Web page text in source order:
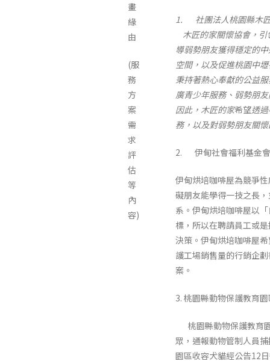
畫
緣
由
(服
務
方
案
需
求
評
估
等
內
容)
1. 社團法人桃園縣木
木匠的家關懷協會，
導弱勢朋友獲得穩定的
空間，以及促進桃園中
秉持著熱心奉獻的公益
廣青少年服務、弱勢朋
因此，木匠的家希望透
務，以及對弱勢朋友關
2. 伊甸社會福利基金
伊甸烘培咖啡屋為競爭
礙朋友能學得一技之長
系。伊甸烘培咖啡屋以
標，所以在聘請員工或
決策。伊甸烘培咖啡屋
護工場銷售量的行銷企
案。
3. 桃園縣動物保護教育
桃園縣動物保護教育
眾，通報動物管制人員
園區收容犬貓經公告12